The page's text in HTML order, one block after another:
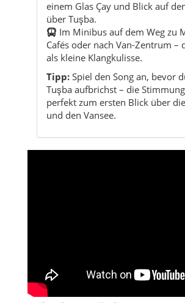
Tipp:Spiel den Song an, bevor
Tuşba aufbrichst – die Stimmung
perfekt zum ersten Blick über
und den Vansee.
Uferlage am Vansee
Wohnviertel
Hügellandschaft
Historische Bezüge
Tuşba ist der Teil von Van, in dem